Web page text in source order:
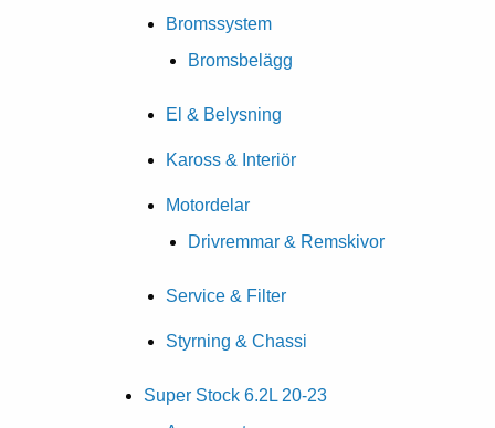
Bromssystem
Bromsbelägg
El & Belysning
Kaross & Interiör
Motordelar
Drivremmar & Remskivor
Service & Filter
Styrning & Chassi
Super Stock 6.2L 20-23